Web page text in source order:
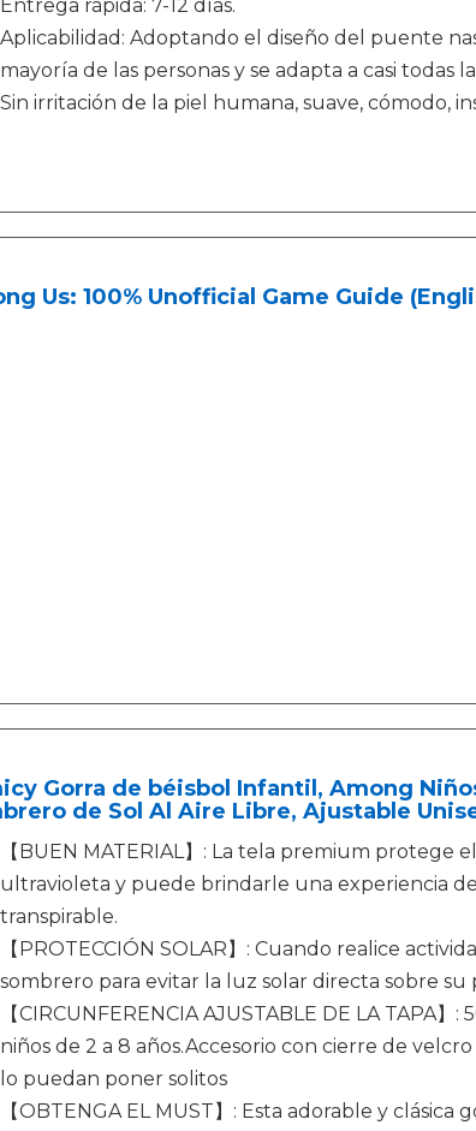
Entrega rápida: 7-12 días.
Aplicabilidad: Adoptando el diseño del puente
mayoría de las personas y se adapta a casi todas
Sin irritación de la piel humana, suave, cómodo,
Us: 100% Unofficial Game Guide
Gorra de béisbol Infantil, Among
de Sol Al Aire Libre, Ajustable
【BUEN MATERIAL】: La tela premium protege
ultravioleta y puede brindarle una experiencia
transpirable.
【PROTECCIÓN SOLAR】: Cuando realice
sombrero para evitar la luz solar directa sobre
【CIRCUNFERENCIA AJUSTABLE DE LA TAPA
niños de 2 a 8 años.Accesorio con cierre de
lo puedan poner solitos
【OBTENGA EL MUST】: Esta adorable y